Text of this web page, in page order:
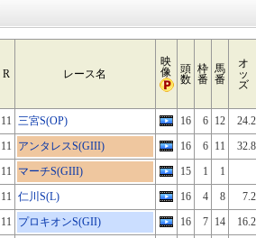
R レース名
映
像
頭
数
枠
番
馬
番
オ
ッ
ズ
11 三宮S(OP) 16 6 12
24.2
11 アンタレスS(GIII) 16 6 11
32.8
11 マーチS(GIII) 15 1
1
11 仁川S(L) 16 4 8
7.2
11 プロキオンS(GII) 16 7 14
16.2